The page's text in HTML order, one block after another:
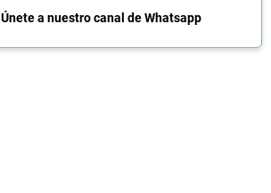
Únete a nuestro canal de Whatsapp